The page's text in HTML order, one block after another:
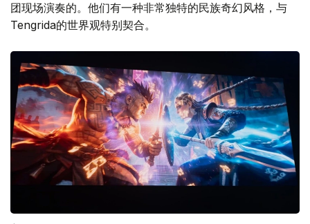
团现场演奏的。他们有一种非常独特的民族奇幻风格，与
Tengrida的世界观特别契合。